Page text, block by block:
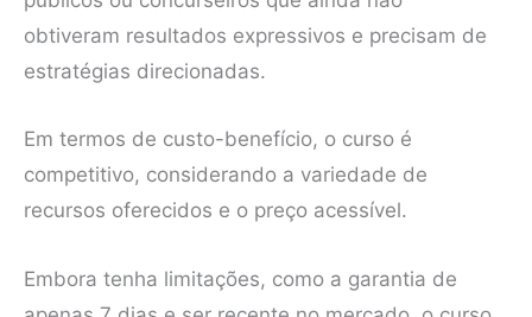
obtiveram resultados expressivos e precisam de
estratégias direcionadas.
Em termos de custo-benefício, o curso é
competitivo, considerando a variedade de
recursos oferecidos e o preço acessível.
Embora tenha limitações, como a garantia de